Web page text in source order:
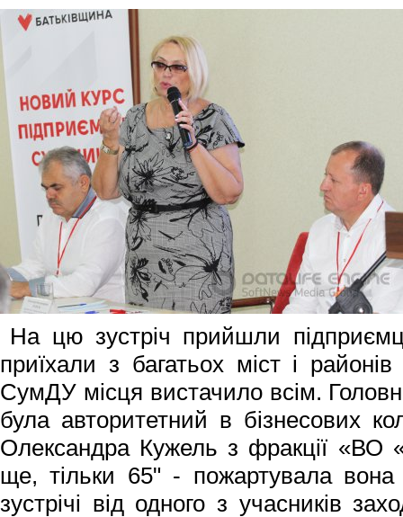
На цю зустріч прийшли
приїхали з багатьох міст і
СумДУ місця вистачило всім.
була авторитетний в бізнесових
Олександра Кужель з фракції «ВО
ще, тільки 65" - пожартувала
зус­трічі від одного з учасників